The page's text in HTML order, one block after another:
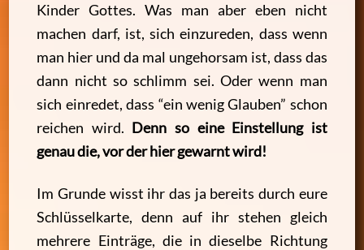
Kinder Gottes. Was man aber eben nicht
machen darf, ist, sich einzureden, dass wenn
man hier und da mal ungehorsam ist, dass das
dann nicht so schlimm sei. Oder wenn man
sich einredet, dass “ein wenig Glauben” schon
reichen wird. Denn so eine Einstellung ist
genau die, vor der hier gewarnt wird!
Im Grunde wisst ihr das ja bereits durch eure
Schlüsselkarte, denn auf ihr stehen gleich
mehrere Einträge, die in dieselbe Richtung